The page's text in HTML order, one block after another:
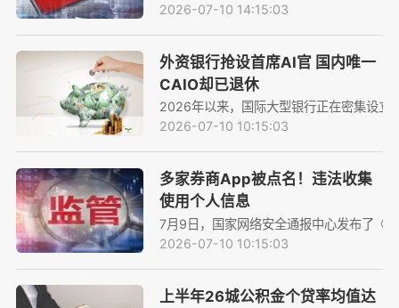
2026-07-10 14:15:03
外资银行抢设首席AI官 国内唯一
CAIO却已退休
2026年以来，国际大型银行正在密集设立
2026-07-10 10:15:03
多家券商App被点名！违法收集
使用个人信息
7月9日，国家网络安全通报中心发布了《
2026-07-10 10:15:03
上半年26城公积金个贷率均值达